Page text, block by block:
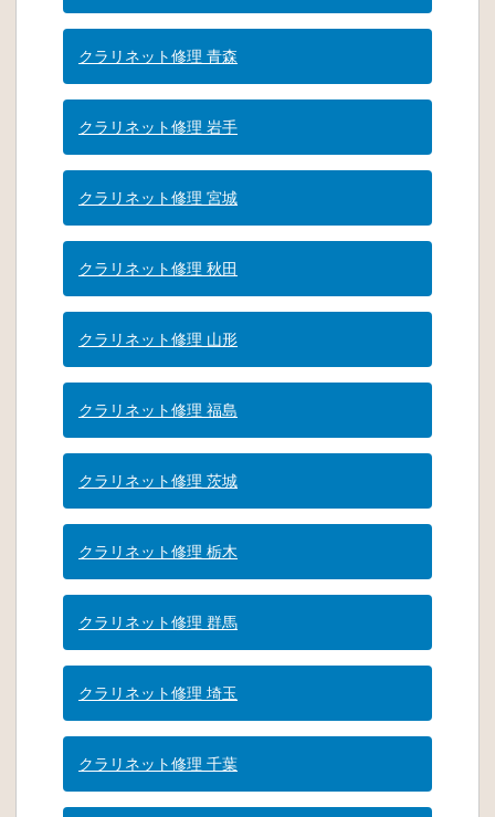
クラリネット修理 青森
クラリネット修理 岩手
クラリネット修理 宮城
クラリネット修理 秋田
クラリネット修理 山形
クラリネット修理 福島
クラリネット修理 茨城
クラリネット修理 栃木
クラリネット修理 群馬
クラリネット修理 埼玉
クラリネット修理 千葉